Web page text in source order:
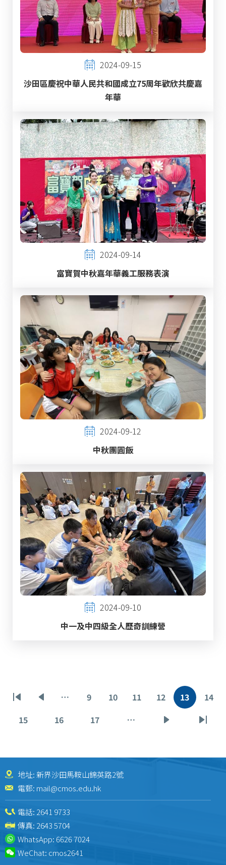
2024-09-15
沙田區慶祝中華人民共和國成立75周年歡欣共慶嘉
年華
2024-09-14
富寶賀中秋嘉年華義工服務表演
2024-09-12
中秋團圓飯
2024-09-10
中一及中四級全人歷奇訓練營
Pagination
First
page
Previous
page
…
Page
9
Page
10
Page
11
Page
12
Current
page
13 14
Page
15
Page
16
Page
17 …
Last
地址: 新界沙田馬鞍山錦英路2號
電郵: mail@cmos.edu.hk
電話: 2641 9733
傳真: 2643 5704
WhatsApp:6626 7024
WeChat: cmos2641